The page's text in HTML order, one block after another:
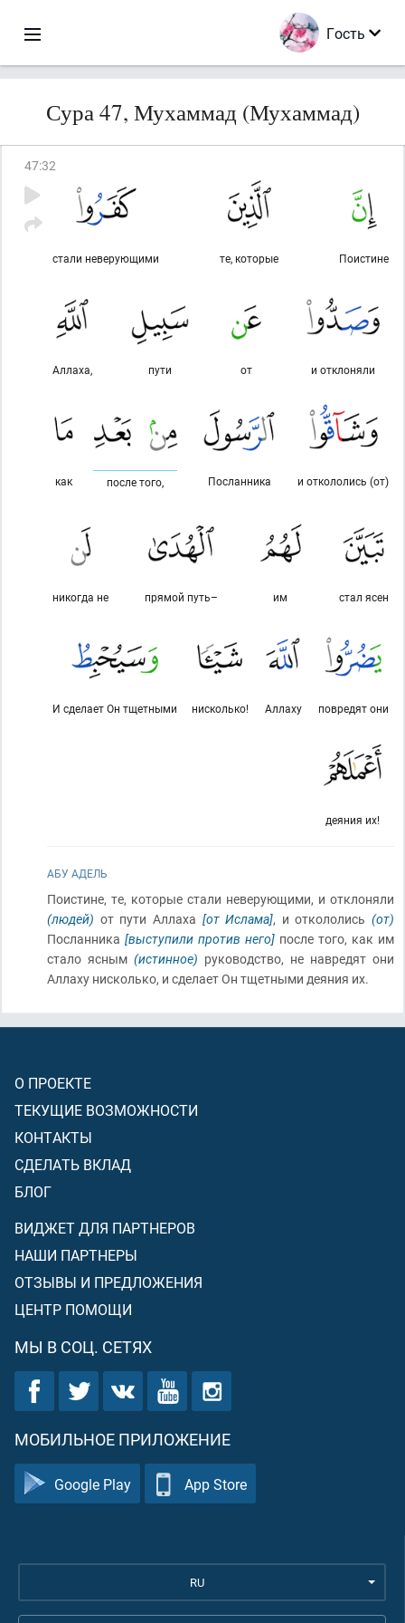
Гость
Сура 47, Мухаммад (Мухаммад)
47:32
Поистине
те, которые
стали неверующими
и отклоняли
от
пути
Аллаха,
и откололись (от)
Посланника
после того,
как
стал ясен
им
прямой путь–
никогда не
повредят они
Аллаху
нисколько!
И сделает Он тщетными
деяния их!
АБУ АДЕЛЬ
Поистине, те, которые стали неверующими, и отклоняли
(людей) от пути Аллаха [от Ислама], и откололись (от)
Посланника [выступили против него] после того, как им
стало ясным (истинное) руководство, не навредят они
Аллаху нисколько, и сделает Он тщетными деяния их.
О ПРОЕКТЕ
ТЕКУЩИЕ ВОЗМОЖНОСТИ
КОНТАКТЫ
СДЕЛАТЬ ВКЛАД
БЛОГ
ВИДЖЕТ ДЛЯ ПАРТНЕРОВ
НАШИ ПАРТНЕРЫ
ОТЗЫВЫ И ПРЕДЛОЖЕНИЯ
ЦЕНТР ПОМОЩИ
МЫ В СОЦ. СЕТЯХ
МОБИЛЬНОЕ ПРИЛОЖЕНИЕ
Google Play App Store
RU